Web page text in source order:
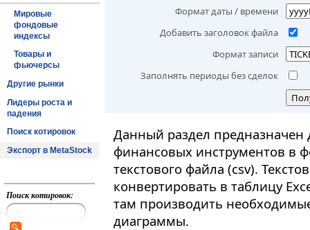
Мировые
фондовые
индексы
Товары и
фьючерсы
Другие рынки
Лидеры роста и
падения
Поиск котировок
Экспорт в MetaStock
Поиск котировок:
Формат даты / времени
Добавить заголовок файла
Формат записи
Заполнять периоды без сделок
Данный раздел
финансовых инструментов в
текстового файла (csv).
конвертировать в таблицу
там производить
диаграммы.